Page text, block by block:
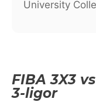
University
FIBA 3X3
3-ligor